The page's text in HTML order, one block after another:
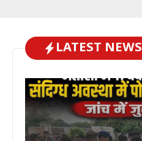
LATEST NEWS